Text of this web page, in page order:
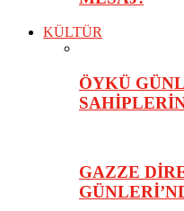
KÜLTÜR
ÖYKÜ
GAZZE